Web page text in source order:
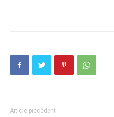
Article précédent